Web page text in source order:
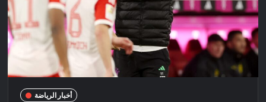
أخبار الرياضة